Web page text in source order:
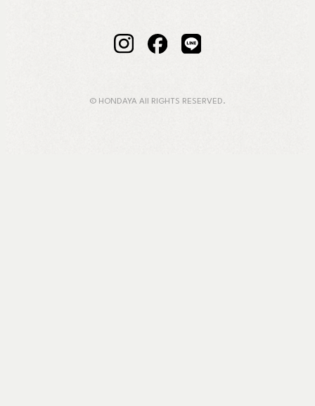
© HONDAYA All RIGHTS RESERVED.